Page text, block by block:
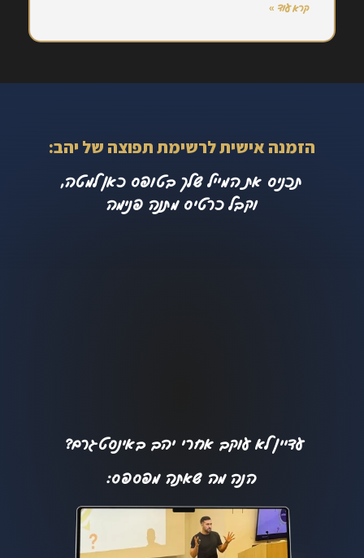
קרא עוד »
הזמנה אישית לרשימת תפוצה של יהב:
תכניס את המייל שלך בטופס כאן למטה,
וקבל כרטיס מתנה פנימה
עדיין לא עוקב אחרי יהב באינסטגרם?
הנה מה שאתה מפספס: